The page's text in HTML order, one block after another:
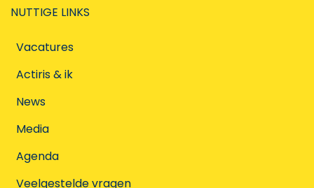
NUTTIGE LINKS
Vacatures
Actiris & ik
News
Media
Agenda
Veelgestelde vragen